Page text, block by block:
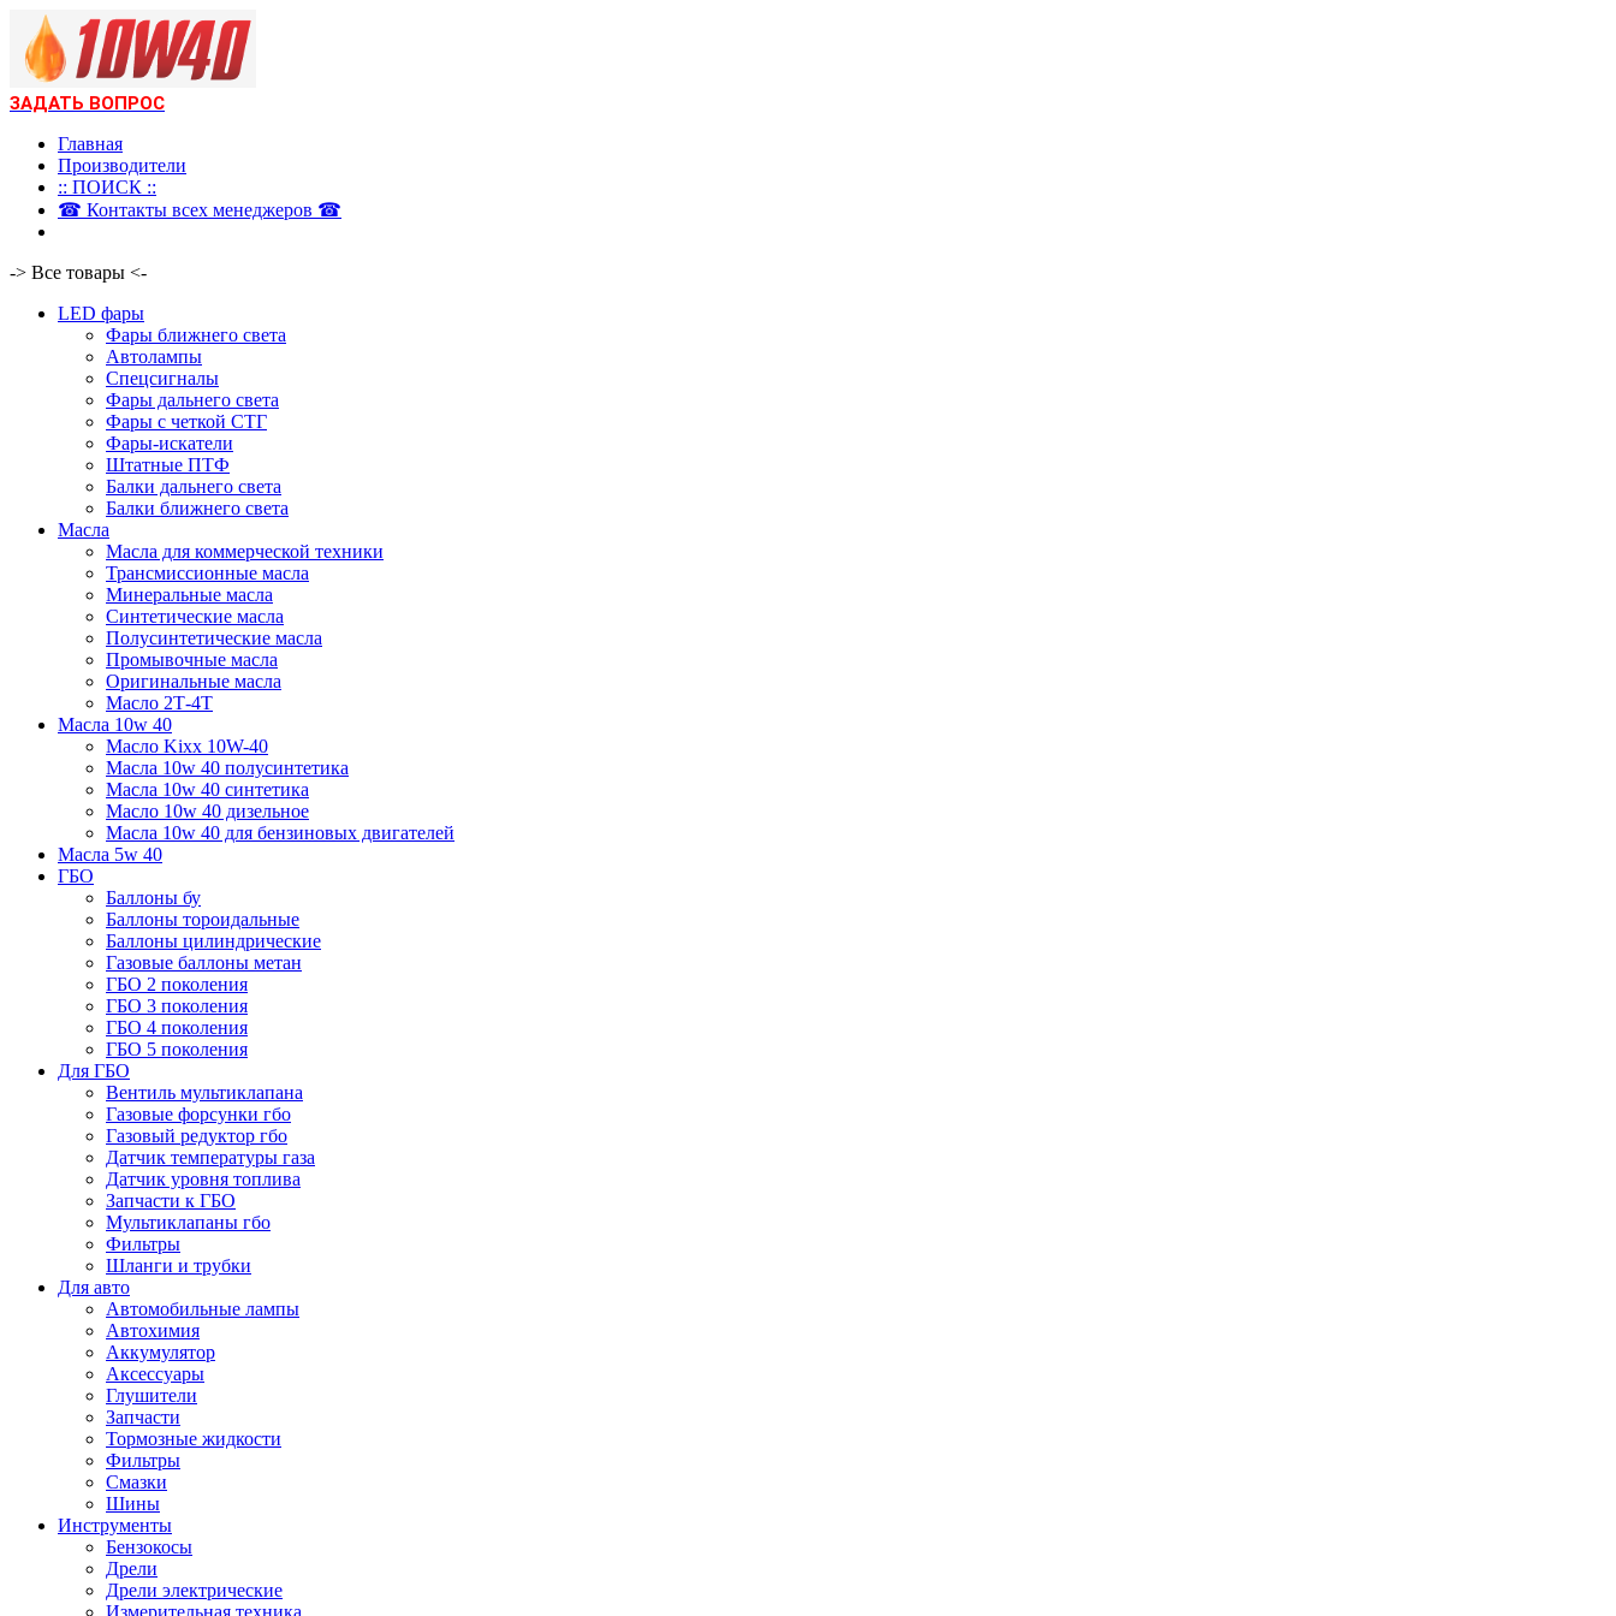
ЗАДАТЬ ВОПРОС
Главная
Производители
:: ПОИСК ::
☎ Контакты всех менеджеров ☎
-> Все товары <-
LED фары
Фары ближнего света
Автолампы
Спецсигналы
Фары дальнего света
Фары с четкой СТГ
Фары-искатели
Штатные ПТФ
Балки дальнего света
Балки ближнего света
Масла
Масла для коммерческой техники
Трансмиссионные масла
Минеральные масла
Синтетические масла
Полусинтетические масла
Промывочные масла
Оригинальные масла
Масло 2Т-4Т
Масла 10w 40
Mасло Kixx 10W-40
Масла 10w 40 полусинтетика
Масла 10w 40 синтетика
Масло 10w 40 дизельное
Масла 10w 40 для бензиновых двигателей
Масла 5w 40
ГБО
Баллоны бу
Баллоны тороидальные
Баллоны цилиндрические
Газовые баллоны метан
ГБО 2 поколения
ГБО 3 поколения
ГБО 4 поколения
ГБО 5 поколения
Для ГБО
Вентиль мультиклапана
Газовые форсунки гбо
Газовый редуктор гбо
Датчик температуры газа
Датчик уровня топлива
Запчасти к ГБО
Мультиклапаны гбо
Фильтры
Шланги и трубки
Для авто
Автомобильные лампы
Автохимия
Аккумулятор
Аксессуары
Глушители
Запчасти
Тормозные жидкости
Фильтры
Смазки
Шины
Инструменты
Бензокосы
Дрели
Дрели электрические
Измерительная техника